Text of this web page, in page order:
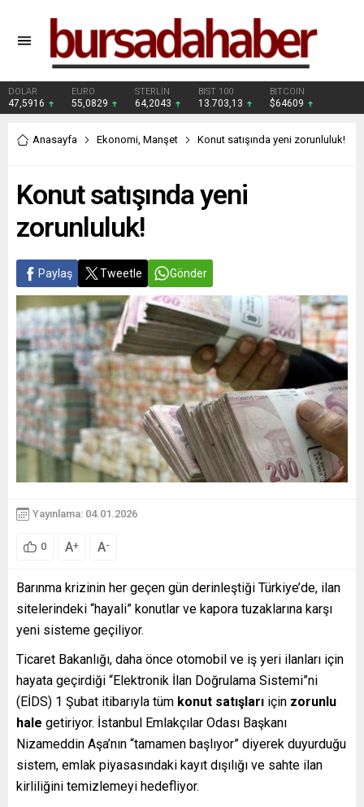
DOLAR
47,5916
EURO
55,0829
STERLİN
64,2043
BIST 100
13.703,13
BITCOIN
$64609
Anasayfa Ekonomi, Manşet Konut satışında yeni zorunluluk!
Konut satışında yeni
zorunluluk!
Paylaş Tweetle Gönder
Yayınlama: 04.01.2026
0 A+ A-
Barınma krizinin her geçen gün derinleştiği Türkiye’de, ilan
sitelerindeki “hayali” konutlar ve kapora tuzaklarına karşı
yeni sisteme geçiliyor.
Ticaret Bakanlığı, daha önce otomobil ve iş yeri ilanları için
hayata geçirdiği “Elektronik İlan Doğrulama Sistemi”ni
(EİDS) 1 Şubat itibarıyla tüm konut satışları için zorunlu
hale getiriyor. İstanbul Emlakçılar Odası Başkanı
Nizameddin Aşa’nın “tamamen başlıyor” diyerek duyurduğu
sistem, emlak piyasasındaki kayıt dışılığı ve sahte ilan
kirliliğini temizlemeyi hedefliyor.